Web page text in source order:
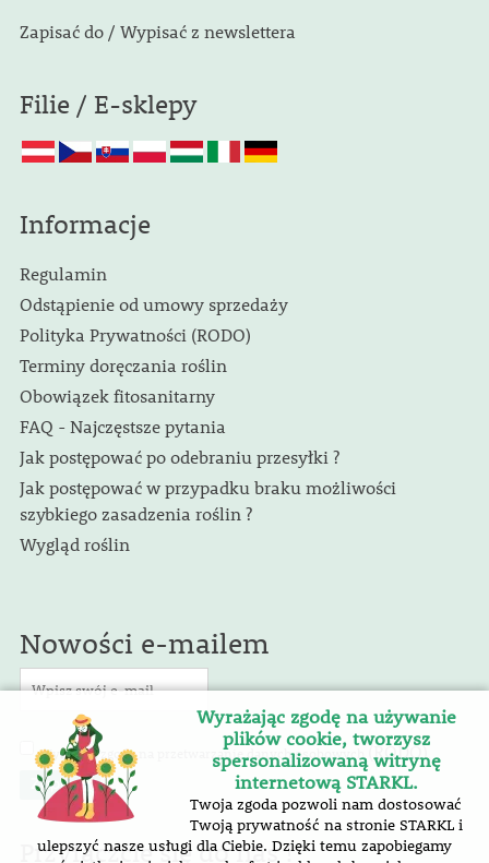
Zapisać do / Wypisać z newslettera
Filie / E-sklepy
Informacje
Regulamin
Odstąpienie od umowy sprzedaży
Polityka Prywatności (RODO)
Terminy doręczania roślin
Obowiązek fitosanitarny
FAQ - Najczęstsze pytania
Jak postępować po odebraniu przesyłki ?
Jak postępować w przypadku braku możliwości
szybkiego zasadzenia roślin ?
Wygląd roślin
Nowości e-mailem
Wyrażam zgodę na przetwarzanie danych osobowych (RODO)
Przyłączcie się do nas !
Wyrażając zgodę na używanie
plików cookie, tworzysz
spersonalizowaną witrynę
internetową STARKL.
Twoja zgoda pozwoli nam dostosować
Twoją prywatność na stronie STARKL i
ulepszyć nasze usługi dla Ciebie. Dzięki temu zapobiegamy